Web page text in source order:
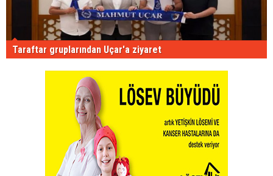
Taraftar gruplarından Uçar'a ziyaret